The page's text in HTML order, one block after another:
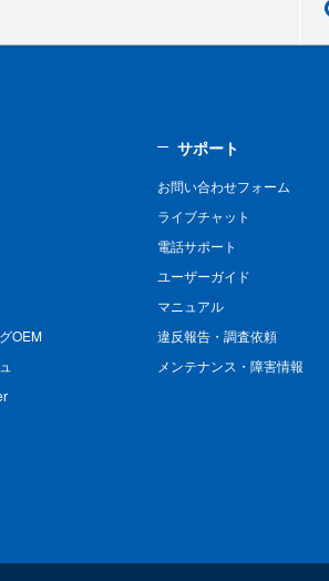
OEM
サポート
お問い合わせフォーム
ライブチャット
電話サポート
ユーザーガイド
マニュアル
違反報告・調査依頼
メンテナンス・障害情報